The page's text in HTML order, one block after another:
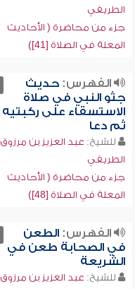
الطريفي
جزء من محاضرة ( الأحاديث
المعلة في الصلاة [41])
الفهرس:حديث
جثو النبي في صلاة
الاستسقاء على ركبتيه
ثم دعا
للشيخ: عبد العزيز بن مرزوق
الطريفي
جزء من محاضرة ( الأحاديث
المعلة في الصلاة [48])
الفهرس:الطعن
في الصحابة طعن في
الشريعة
للشيخ: عبد العزيز بن مرزوق